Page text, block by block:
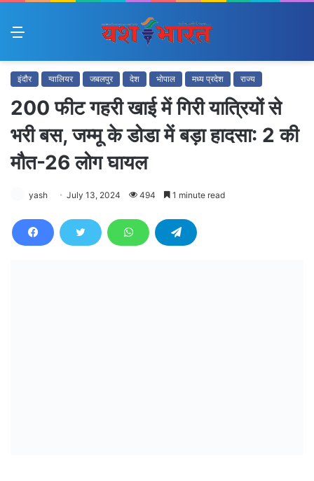
Menu
इंदौर ग्वालियर जबलपुर देश भोपाल मध्य प्रदेश राज्य
200 फीट गहरी खाई में ग‍िरी यात्र‍ियों से
भरी बस, जम्‍मू के डोडा में बड़ा हादसा: 2 की
मौत-26 लोग घायल
yash July 13, 2024 494 1 minute read